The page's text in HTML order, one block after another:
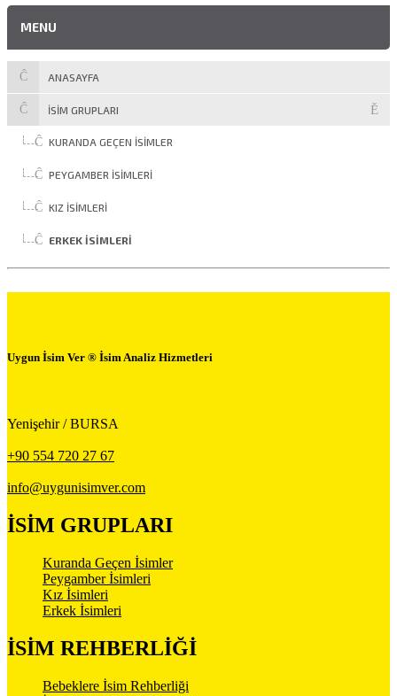
MENU
ANASAYFA
İSİM GRUPLARI
KURANDA GEÇEN İSIMLER
PEYGAMBER İSIMLERI
KIZ İSIMLERI
ERKEK İSIMLERI
Uygun İsim Ver ® İsim Analiz Hizmetleri
Yenişehir / BURSA
+90 554 720 27 67
info@uygunisimver.com
İSİM GRUPLARI
Kuranda Geçen İsimler
Peygamber İsimleri
Kız İsimleri
Erkek İsimleri
İSİM REHBERLİĞİ
Bebeklere İsim Rehberliği